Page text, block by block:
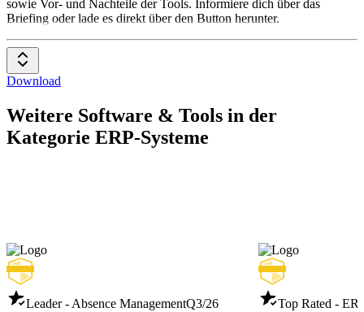
sowie Vor- und Nachteile der Tools. Informiere dich über das
Briefing oder lade es direkt über den Button herunter.
Download
Weitere Software & Tools in der
Kategorie ERP-Systeme
Leader - Absence ManagementQ3/26
Top Rated -